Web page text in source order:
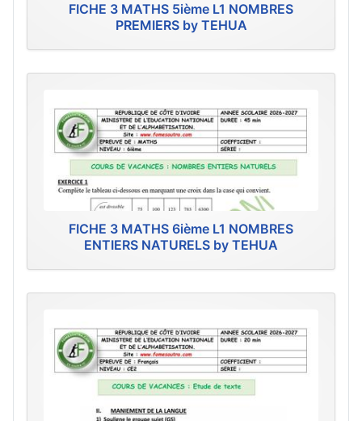
FICHE 3 MATHS 5ième L1 NOMBRES
PREMIERS by TEHUA
FICHE 3 MATHS 6ième L1 NOMBRES
ENTIERS NATURELS by TEHUA